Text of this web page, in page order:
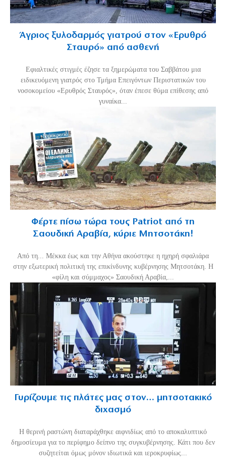
Άγριος ξυλοδαρμός γιατρού στον «Ερυθρό
Σταυρό» από ασθενή
Εφιαλτικές στιγμές έζησε τα ξημερώματα του Σαββάτου μια
ειδικευόμενη γιατρός στο Τμήμα Επειγόντων Περιστατικών του
νοσοκομείου «Ερυθρός Σταυρός», όταν έπεσε θύμα επίθεσης από
γυναίκα...
Φέρτε πίσω τώρα τους Patriot από τη
Σαουδική Αραβία, κύριε Μητσοτάκη!
Από τη... Μέκκα έως και την Αθήνα ακούστηκε η ηχηρή σφαλιάρα
στην εξωτερική πολιτική της επικίνδυνης κυβέρνησης Μητσοτάκη. Η
«φίλη και σύμμαχος» Σαουδική Αραβία,...
Γυρίζουμε τις πλάτες μας στον… μητσοτακικό
διχασμό
Η θερινή ραστώνη διαταράχθηκε αιφνιδίως από το αποκαλυπτικό
δημοσίευμα για το περίφημο δείπνο της συγκυβέρνησης. Κάτι που δεν
συζητείται όμως μόνον ιδιωτικά και ιεροκρυφίως...